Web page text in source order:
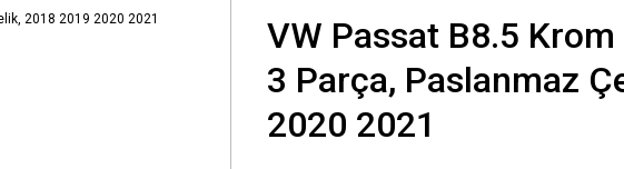
VW Passat B8.5 Krom
3 Parça, Paslanmaz
2020 2021